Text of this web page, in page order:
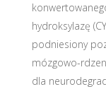
hydroksylazę
podniesiony
mózgowo-
dla